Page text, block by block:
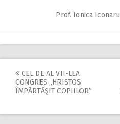
Prof. Ionica
Post
CEL DE AL VII-LEA
CONGRES ,,HRISTOS
ÎMPĂRTĂŞIT COPIILOR”